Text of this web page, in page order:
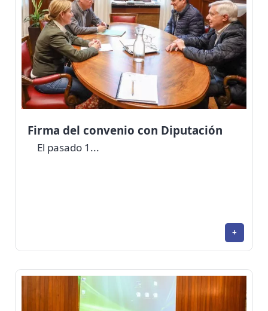
Firma del convenio con Diputación
El pasado 1...
+